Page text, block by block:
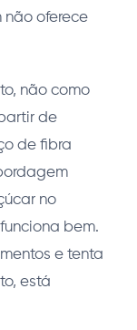
não oferece
não como
de
de fibra
no
bem.
e tenta
está